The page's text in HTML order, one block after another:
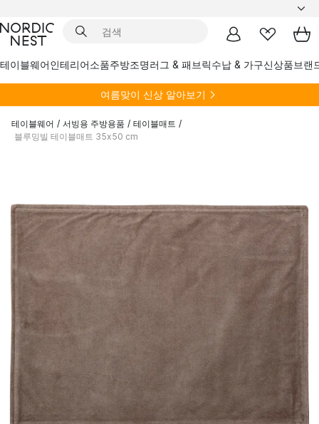
테이블웨어인테리어소품주방조명러그 & 패브릭수납 & 가구신상품브랜
여름맞이 신상 알아보기
테이블웨어 / 서빙용 주방용품 / 테이블매트 /
블루밍빌 테이블매트 35x50 cm